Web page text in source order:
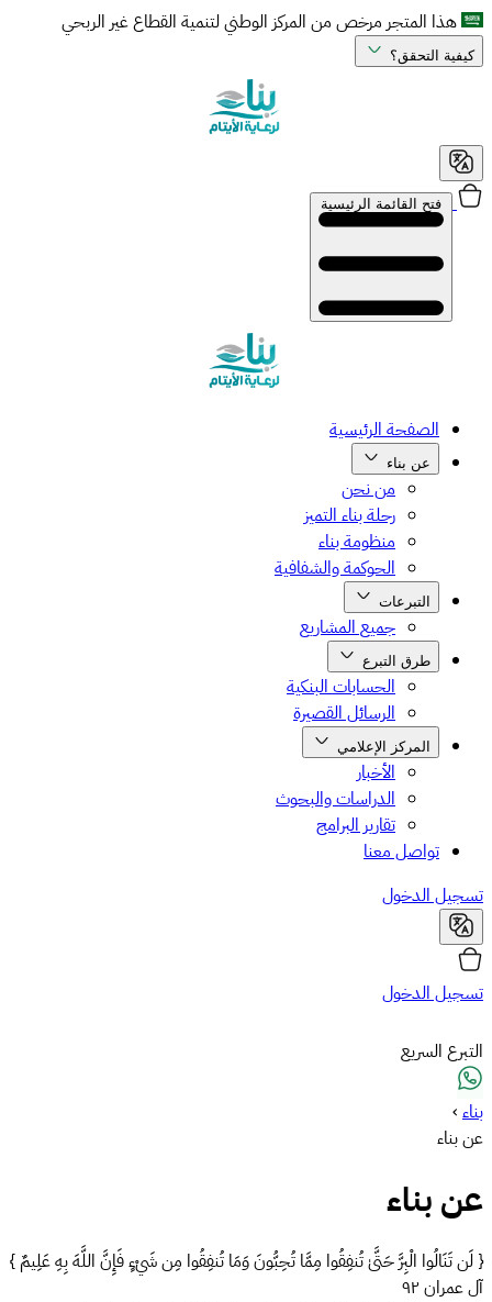
هذا المتجر مرخص من المركز الوطني لتنمية القطاع غير الربحي
كيفية التحقق؟
فتح القائمة الرئيسية
الصفحة الرئيسية
عن بناء
من نحن
رحلة بناء التميز
منظومة بناء
الحوكمة والشفافية
التبرعات
جميع المشاريع
طرق التبرع
الحسابات البنكية
الرسائل القصيرة
المركز الإعلامي
الأخبار
الدراسات والبحوث
تقارير البرامج
تواصل معنا
تسجيل الدخول
تسجيل الدخول
التبرع السريع
بناء ›
عن بناء
عن بناء
{ لَن تَنَالُوا الْبِرَّ حَتَّىٰ تُنفِقُوا مِمَّا تُحِبُّونَ وَمَا تُنفِقُوا مِن شَيْءٍ فَإِنَّ اللَّهَ بِهِ عَلِيمٌ }
آل عمران ٩٢